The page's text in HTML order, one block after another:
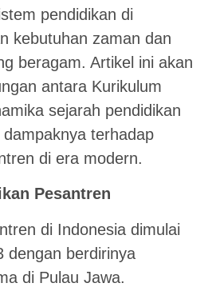
pendidikan di
kebutuhan zaman dan
beragam. Artikel ini akan
antara Kurikulum
sejarah pendidikan
terhadap
di era modern.
Pesantren
di Indonesia dimulai
dengan berdirinya
di Pulau Jawa.